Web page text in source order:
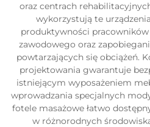
oraz centrach
wykorzystują te
produktywności
zawodowego oraz
powtarzających się obciążeń.
projektowania gwarantuje
istniejącym wyposażeniem
wprowadzania specjalnych
fotele masażowe łatwo
w różnorodnych